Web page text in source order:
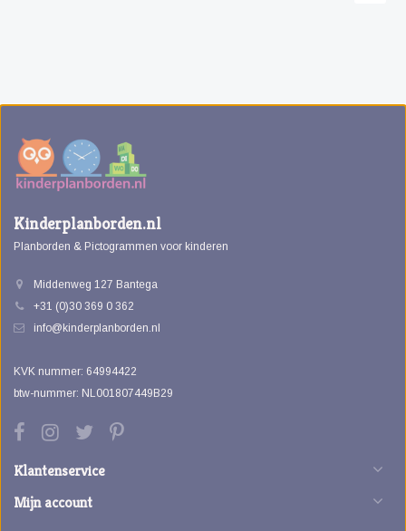
Kinderplanborden.nl
Planborden & Pictogrammen voor kinderen
Middenweg 127 Bantega
+31 (0)30 369 0 362
info@kinderplanborden.nl
KVK nummer: 64994422
btw-nummer: NL001807449B29
Klantenservice
Mijn account